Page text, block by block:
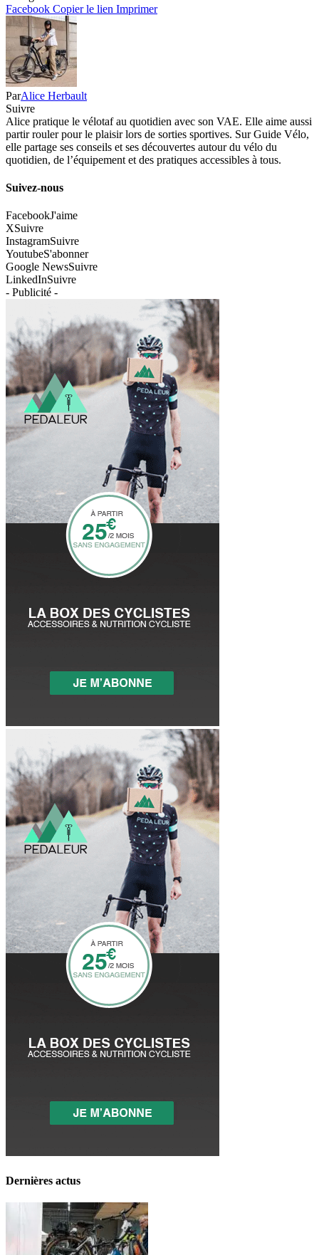
Facebook Copier le lien Imprimer
ParAlice Herbault
Suivre
Alice pratique le vélotaf au quotidien avec son VAE. Elle aime aussi
partir rouler pour le plaisir lors de sorties sportives. Sur Guide Vélo,
elle partage ses conseils et ses découvertes autour du vélo du
quotidien, de l’équipement et des pratiques accessibles à tous.
Suivez-nous
FacebookJ'aime
XSuivre
InstagramSuivre
YoutubeS'abonner
Google NewsSuivre
LinkedInSuivre
- Publicité -
Dernières actus